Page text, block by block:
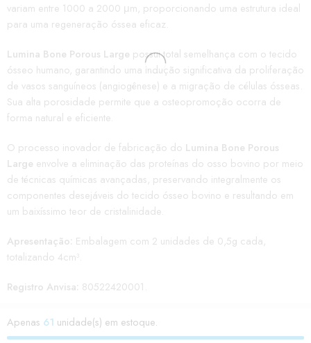
variam entre 1000 a 2000 μm, proporcionando uma estrutura ideal
para uma regeneração óssea eficaz.
Lumina Bone Porous Large possui total semelhança com o tecido
ósseo humano, garantindo uma indução significativa da proliferação
de vasos sanguíneos (angiogênese) e a migração de células ósseas.
Sua alta porosidade permite que a osteopromoção ocorra de
forma natural e eficiente.
O processo inovador de fabricação do Lumina Bone Porous
Large envolve a eliminação das proteínas do osso bovino por meio
de técnicas químicas avançadas, preservando integralmente os
componentes desejáveis do tecido ósseo bovino e resultando em
um baixíssimo teor de cristalinidade.
Apresentação: Embalagem com 2 unidades de 0,5g cada,
totalizando 4cm³.
Registro Anvisa: 80522420001.
Apenas 61 unidade(s) em estoque.